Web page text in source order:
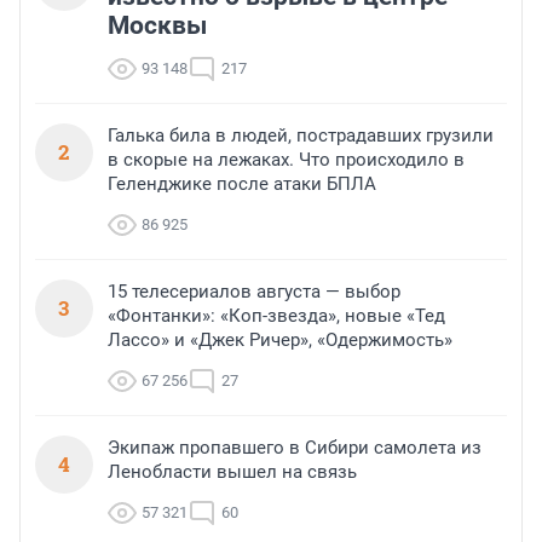
Москвы
93 148 217
2
Галька била в людей, пострадавших грузили
в скорые на лежаках. Что происходило в
Геленджике после атаки БПЛА
86 925
3
15 телесериалов августа — выбор
«Фонтанки»: «Коп-звезда», новые «Тед
Лассо» и «Джек Ричер», «Одержимость»
67 256 27
4
Экипаж пропавшего в Сибири самолета из
Ленобласти вышел на связь
57 321 60